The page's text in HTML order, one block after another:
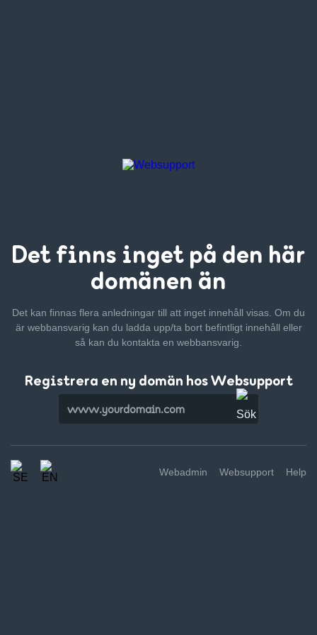
Det finns inget på den här
domänen än
Det kan finnas flera anledningar till att inget innehåll visas. Om du
är webbansvarig kan du ladda upp/ta bort befintligt innehåll eller
så kan du kontakta en webbansvarig.
Registrera en ny domän hos Websupport
Webadmin Websupport Help